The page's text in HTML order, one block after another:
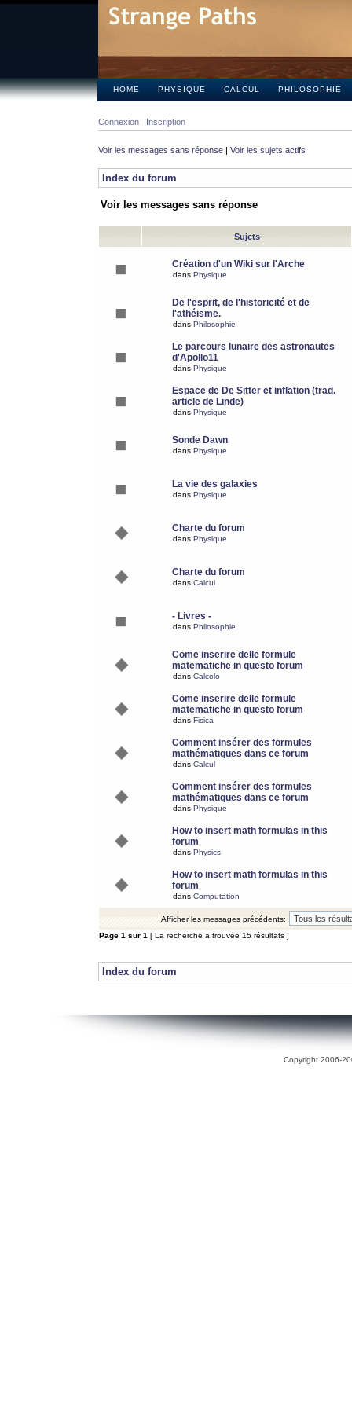
HOME PHYSIQUE CALCUL PHILOSOPHIE
Connexion Inscription
Voir les messages sans réponse | Voir les sujets actifs
Index du forum
Voir les messages sans réponse
Sujets
Création d'un Wiki sur l'Arche
dans Physique
De l'esprit, de l'historicité et de
l'athéisme.
dans Philosophie
Le parcours lunaire des astronautes
d'Apollo11
dans Physique
Espace de De Sitter et inflation (trad.
article de Linde)
dans Physique
Sonde Dawn
dans Physique
La vie des galaxies
dans Physique
Charte du forum
dans Physique
Charte du forum
dans Calcul
- Livres -
dans Philosophie
Come inserire delle formule
matematiche in questo forum
dans Calcolo
Come inserire delle formule
matematiche in questo forum
dans Fisica
Comment insérer des formules
mathématiques dans ce forum
dans Calcul
Comment insérer des formules
mathématiques dans ce forum
dans Physique
How to insert math formulas in this
forum
dans Physics
How to insert math formulas in this
forum
dans Computation
Afficher les messages précédents:
Page 1 sur 1 [ La recherche a trouvée 15 résultats ]
Index du forum
Copyright 2006-